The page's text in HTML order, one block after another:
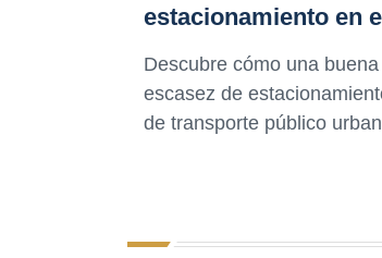
estacionamiento en
Descubre cómo una
escasez de
de transporte público